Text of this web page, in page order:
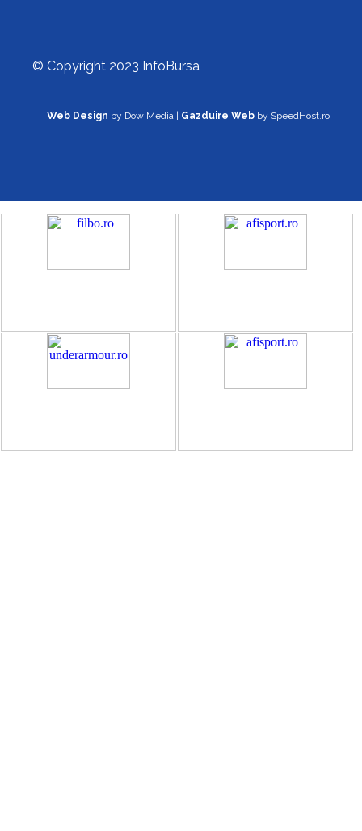
© Copyright 2023 InfoBursa
Web Design by Dow Media | Gazduire Web by SpeedHost.ro